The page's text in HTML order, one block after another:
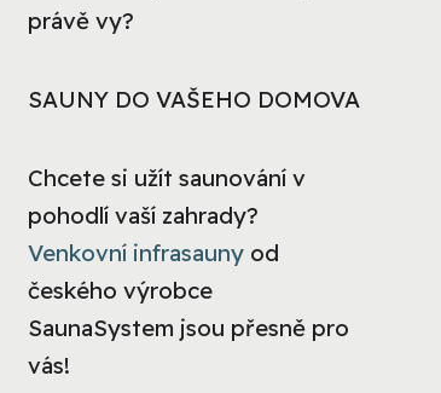
právě vy?
SAUNY DO VAŠEHO DOMOVA
Chcete si užít saunování v
pohodlí vaší zahrady?
Venkovní infrasauny od
českého výrobce
SaunaSystem jsou přesně pro
vás!